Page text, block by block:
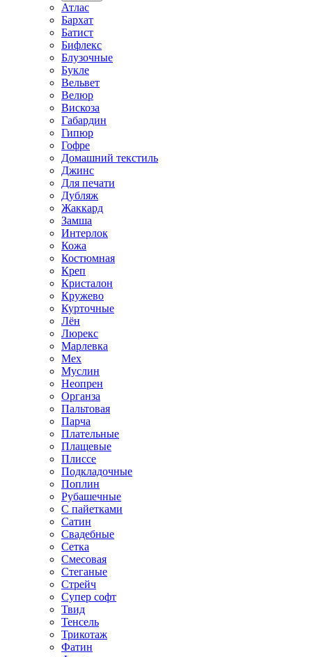
Атлас
Бархат
Батист
Бифлекс
Блузочные
Букле
Вельвет
Велюр
Вискоза
Габардин
Гипюр
Гофре
Домашний текстиль
Джинс
Для печати
Дубляж
Жаккард
Замша
Интерлок
Кожа
Костюмная
Креп
Кристалон
Кружево
Курточные
Лён
Люрекс
Марлевка
Мех
Муслин
Неопрен
Органза
Пальтовая
Парча
Плательные
Плащевые
Плиссе
Подкладочные
Поплин
Рубашечные
С пайетками
Сатин
Свадебные
Сетка
Смесовая
Стеганые
Стрейч
Супер софт
Твид
Тенсель
Трикотаж
Фатин